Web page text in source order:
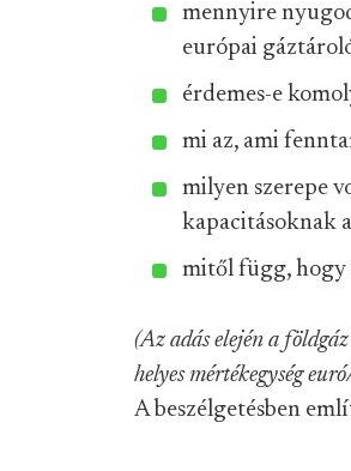
mennyire
európai
érdemes-e
mi az, ami
milyen szerepe
kapacitásoknak
mitől függ, hogy
(Az adás elején a
helyes mértékegység
A beszélgetésben